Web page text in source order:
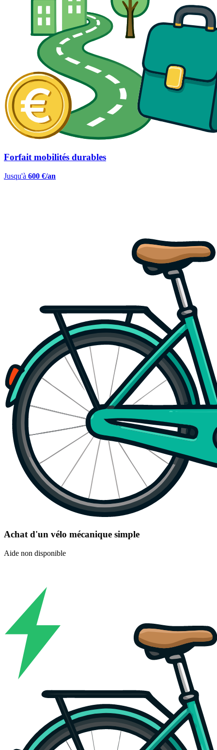
Forfait mobilités durables
Jusqu'à 600 €/an
Achat d'un vélo mécanique simple
Aide non disponible